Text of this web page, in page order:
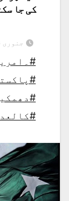
کی جا
جنوری 6, 2023